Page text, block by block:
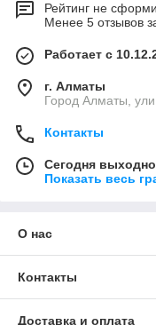
Рейтинг не
Менее 5 отзывов
Работает с
г. Алматы
Город Алматы,
Контакты
Сегодня
Показать весь
О нас
Контакты
Доставка и оплата